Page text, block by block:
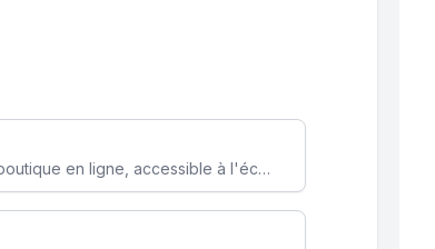
Transformez votre activité avec une boutique en ligne, accessible à l'échelle mondiale 24/7.